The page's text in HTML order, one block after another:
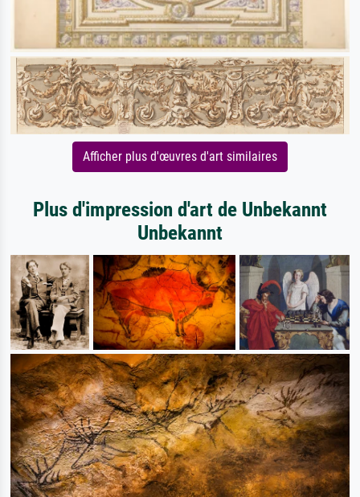
Afficher plus d'œuvres d'art similaires
Plus d'impression d'art de Unbekannt
Unbekannt